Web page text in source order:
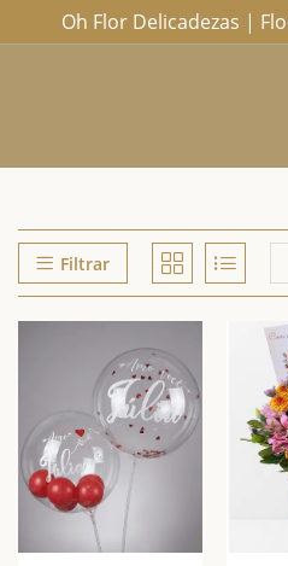
Oh Flor Delicadezas |
Filtrar